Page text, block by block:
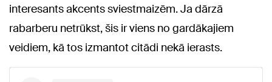
interesants akcents sviestmaizēm. Ja dārzā
rabarberu netrūkst, šis ir viens no gardākajiem
veidiem, kā tos izmantot citādi nekā ierasts.